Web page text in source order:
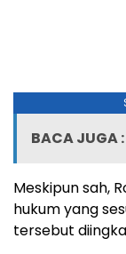
BACA JUGA :
Meskipun sah,
hukum yang
tersebut